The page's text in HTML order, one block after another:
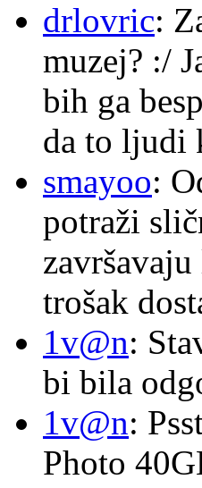
drlovric:
muzej? :/
bih ga
da to ljudi
smayoo:
potraži
trošak
1v@n:
bi bila
1v@n:
Photo